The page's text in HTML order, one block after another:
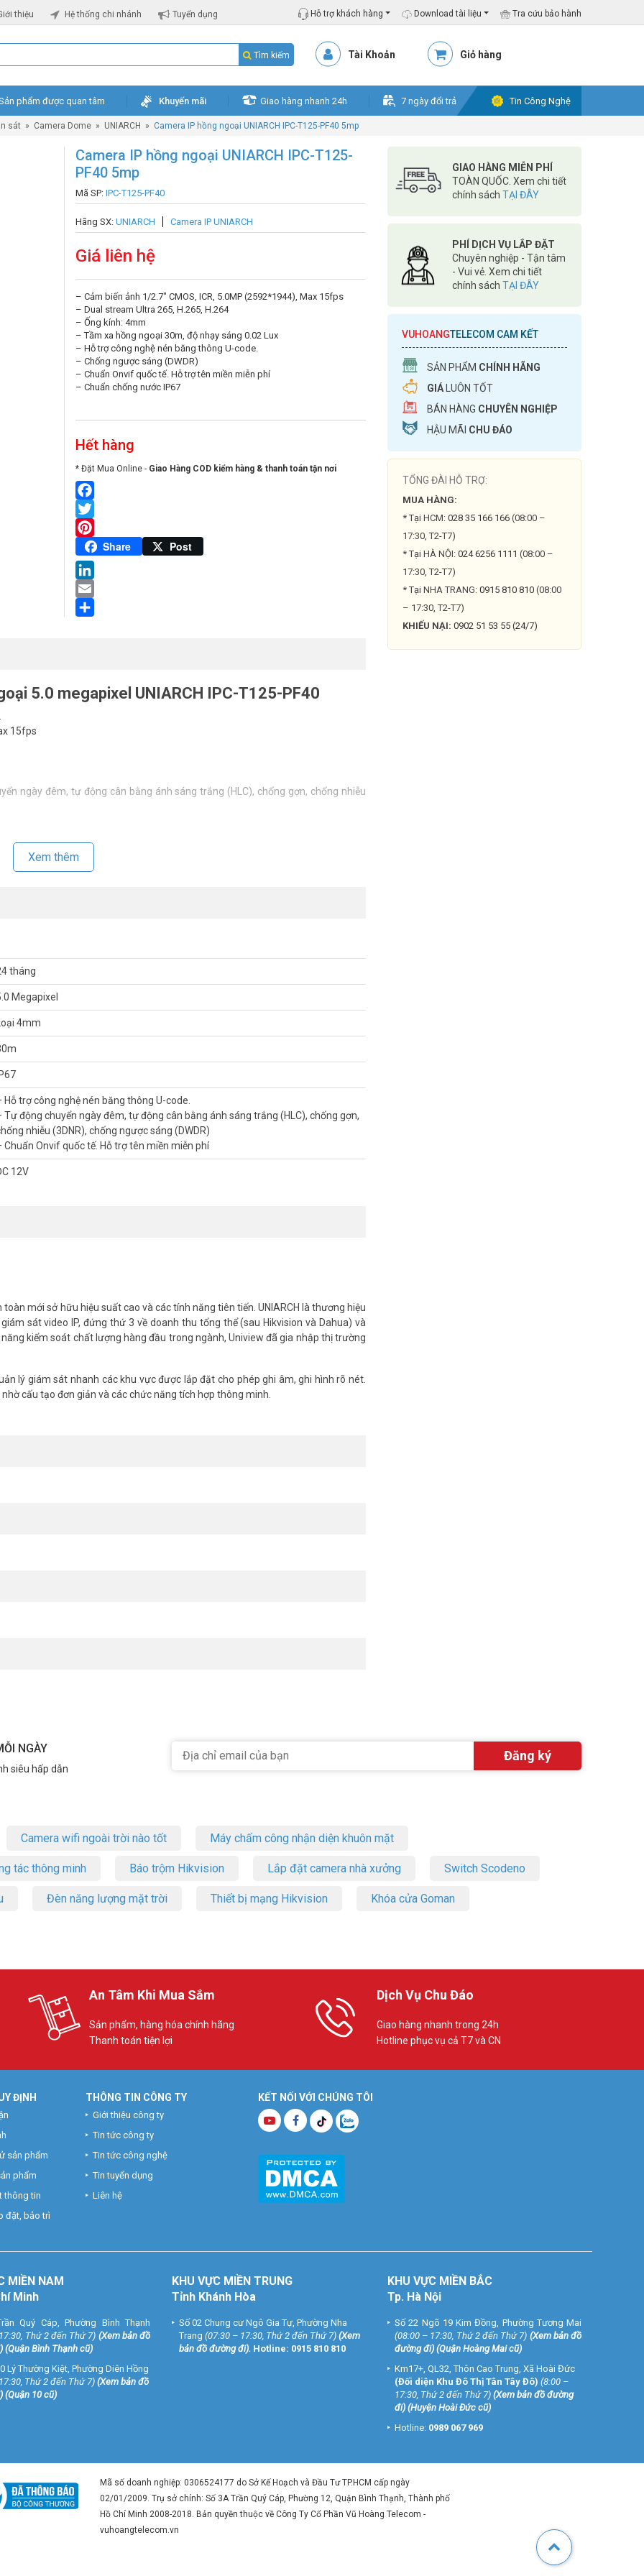
thiệu Hệ thống chi nhánh Tuyển dụng Hỗ trợ khách hàng Download tài liệu Tra cứu bảo hành
Tìm kiếm Tài Khoản Giỏ hàng
phẩm được quan tâm Khuyến mãi Giao hàng nhanh 24h 7 ngày đổi trả Tin Công Nghệ
sát » Camera Dome » UNIARCH » Camera IP hồng ngoại UNIARCH IPC-T125-PF40 5mp
Camera IP hồng ngoại UNIARCH IPC-T125-
PF40 5mp
Mã SP: IPC-T125-PF40
Hãng SX: UNIARCH Camera IP UNIARCH
Giá liên hệ
– Cảm biến ảnh 1/2.7″ CMOS, ICR, 5.0MP (2592*1944), Max 15fps
– Dual stream Ultra 265, H.265, H.264
– Ống kính: 4mm
– Tầm xa hồng ngoại 30m, độ nhạy sáng 0.02 Lux
– Hỗ trợ công nghệ nén băng thông U-code.
– Chống ngược sáng (DWDR)
– Chuẩn Onvif quốc tế. Hỗ trợ tên miền miễn phí
– Chuẩn chống nước IP67
Hết hàng
* Đặt Mua Online - Giao Hàng COD kiểm hàng & thanh toán tận nơi
Facebook
Twitter
Pinterest
Share Post
LinkedIn
Email
5.0 megapixel UNIARCH IPC-T125-PF40
15fps
ngày đêm, tự động cân bằng ánh sáng trắng (HLC), chống gợn, chống nhiễu
giá tốt nhất thị trường Hà Nội và Sài Gòn, hàng mới full box.
tư vấn để khách hàng chọn mua được những sản phẩm chất lượng tốt nhất.
thanh toán, không mua không sao.
xin vui lòng liên hệ Hotline
Xem thêm
tháng
Megapixel
4mm
Hỗ trợ công nghệ nén băng thông U-code.
Tự động chuyển ngày đêm, tự động cân bằng ánh sáng trắng (HLC), chống gợn,
nhiễu (3DNR), chống ngược sáng (DWDR)
Chuẩn Onvif quốc tế. Hỗ trợ tên miền miễn phí
12V
mới sở hữu hiệu suất cao và các tính năng tiên tiến. UNIARCH là thương hiệu
sát video IP, đứng thứ 3 về doanh thu tổng thể (sau Hikvision và Dahua) và
kiểm soát chất lượng hàng đầu trong ngành, Uniview đã gia nhập thị trường
lý giám sát nhanh các khu vực được lắp đặt cho phép ghi âm, ghi hình rõ nét.
cấu tạo đơn giản và các chức năng tích hợp thông minh.
GIAO HÀNG MIỄN PHÍ
TOÀN QUỐC. Xem chi tiết
chính sách TẠI ĐÂY
PHÍ DỊCH VỤ LẮP ĐẶT
Chuyên nghiệp - Tận tâm
- Vui vẻ. Xem chi tiết
chính sách TẠI ĐÂY
VUHOANGTELECOM CAM KẾT
SẢN PHẨM CHÍNH HÃNG
GIÁ LUÔN TỐT
BÁN HÀNG CHUYÊN NGHIỆP
HẬU MÃI CHU ĐÁO
TỔNG ĐÀI HỖ TRỢ:
MUA HÀNG:
* Tại HCM: 028 35 166 166 (08:00 –
17:30, T2-T7)
* Tại HÀ NỘI: 024 6256 1111 (08:00 –
17:30, T2-T7)
* Tại NHA TRANG: 0915 810 810 (08:00
– 17:30, T2-T7)
KHIẾU NẠI: 0902 51 53 55 (24/7)
NGÀY
siêu hấp dẫn
Camera wifi ngoài trời nào tốt Máy chấm công nhận diện khuôn mặt
tác thông minh Báo trộm Hikvision Lắp đặt camera nhà xưởng Switch Scodeno
Đèn năng lượng mặt trời Thiết bị mạng Hikvision Khóa cửa Goman
An Tâm Khi Mua Sắm
Sản phẩm, hàng hóa chính hãng
Thanh toán tiện lợi
Dịch Vụ Chu Đáo
Giao hàng nhanh trong 24h
Hotline phục vụ cả T7 và CN
KẾT NỐI VỚI CHÚNG TÔI
ĐỊNH
sản phẩm
phẩm
thông tin
đặt, bảo trì
THÔNG TIN CÔNG TY
Giới thiệu công ty
Tin tức công ty
Tin tức công nghệ
Tin tuyển dụng
Liên hệ
MIỀN NAM
Minh
Quý Cáp, Phường Bình Thạnh
Thứ 2 đến Thứ 7) (Xem bản đồ
) (Quận Bình Thạnh cũ)
Lý Thường Kiệt, Phường Diên Hồng
Thứ 2 đến Thứ 7)(Xem bản đồ
) (Quận 10 cũ)
KHU VỰC MIỀN TRUNG
Tỉnh Khánh Hòa
Số 02 Chung cư Ngô Gia Tự, Phường Nha
Trang (07:30 – 17:30, Thứ 2 đến Thứ 7) (Xem
bản đồ đường đi). Hotline: 0915 810 810
KHU VỰC MIỀN BẮC
Tp. Hà Nội
Số 22 Ngõ 19 Kim Đồng, Phường Tương Mai
(08:00 – 17:30, Thứ 2 đến Thứ 7) (Xem bản đồ
đường đi) (Quận Hoàng Mai cũ)
Km17+, QL32, Thôn Cao Trung, Xã Hoài Đức
(Đối diện Khu Đô Thị Tân Tây Đô) (8:00 –
17:30, Thứ 2 đến Thứ 7) (Xem bản đồ đường
đi) (Huyện Hoài Đức cũ)
Hotline: 0989 067 969
Mã số doanh nghiệp: 0306524177 do Sở Kế Hoạch và Đầu Tư TP.HCM cấp ngày
02/01/2009. Trụ sở chính: Số 3A Trần Quý Cáp, Phường 12, Quận Bình Thạnh, Thành phố
Hồ Chí Minh 2008-2018. Bản quyền thuộc về Công Ty Cổ Phần Vũ Hoàng Telecom -
vuhoangtelecom.vn